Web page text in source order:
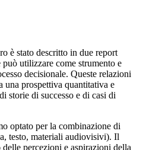
è stato descritto in due report
utilizzare come strumento e
decisionale. Queste relazioni
una prospettiva quantitativa e
storie di successo e di casi di
optato per la combinazione di
testo, materiali audiovisivi). Il
percezioni e aspirazioni della